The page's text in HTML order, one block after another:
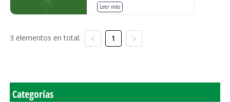
Leer más
3 elementos en total: 1
Categorías